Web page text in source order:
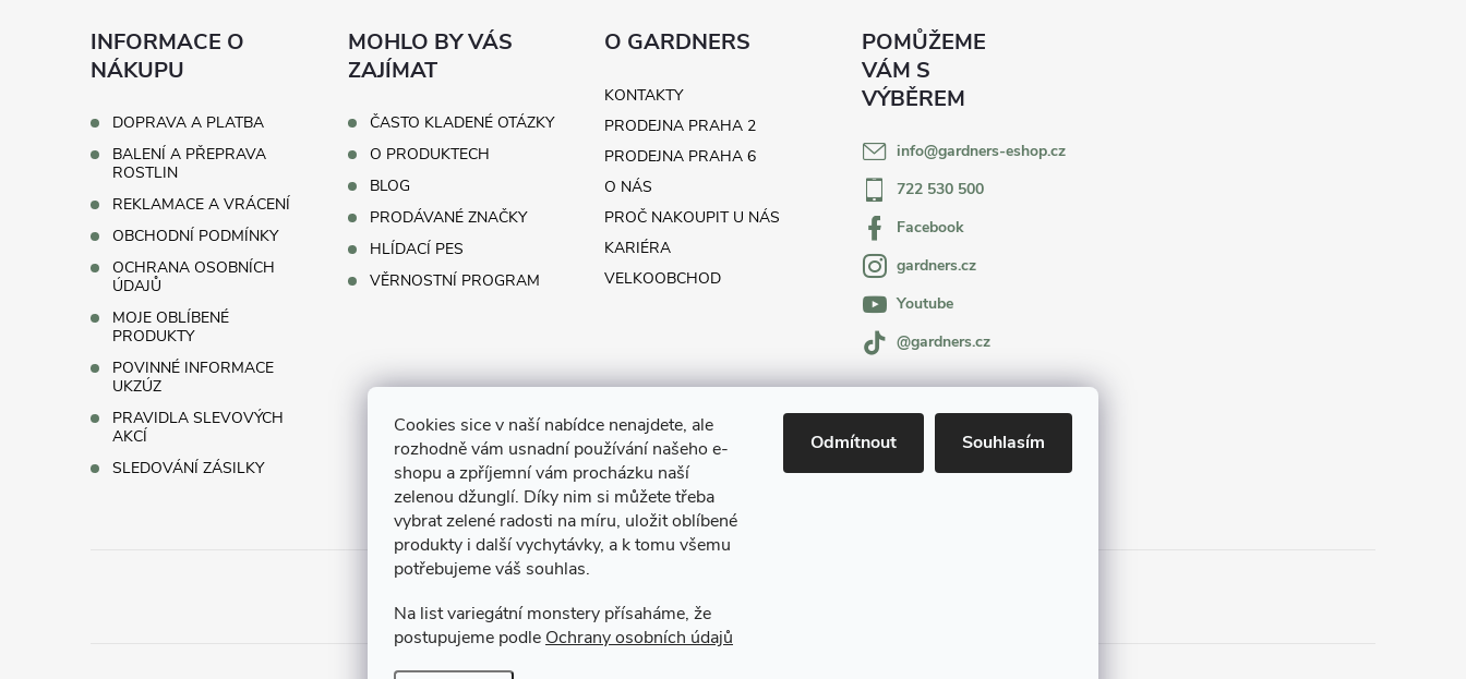
Cookies sice v naší nabídce nenajdete, ale
rozhodně vám usnadní používání našeho e-
shopu a zpříjemní vám procházku naší
zelenou džunglí. Díky nim si můžete třeba
vybrat zelené radosti na míru, uložit oblíbené
produkty i další vychytávky, a k tomu všemu
potřebujeme váš souhlas.
Na list variegátní monstery přísaháme, že
postupujeme podle Ochrany osobních údajů
Odmítnout Souhlasím
y
v
ý
p
i
s
INFORMACE O
NÁKUPU
DOPRAVA A PLATBA
BALENÍ A PŘEPRAVA
ROSTLIN
REKLAMACE A VRÁCENÍ
OBCHODNÍ PODMÍNKY
OCHRANA OSOBNÍCH
ÚDAJŮ
MOJE OBLÍBENÉ
PRODUKTY
POVINNÉ INFORMACE
UKZÚZ
PRAVIDLA SLEVOVÝCH
AKCÍ
SLEDOVÁNÍ ZÁSILKY
MOHLO BY VÁS
ZAJÍMAT
ČASTO KLADENÉ OTÁZKY
O PRODUKTECH
BLOG
PRODÁVANÉ ZNAČKY
HLÍDACÍ PES
VĚRNOSTNÍ PROGRAM
O GARDNERS
KONTAKTY
PRODEJNA PRAHA 2
PRODEJNA PRAHA 6
O NÁS
PROČ NAKOUPIT U NÁS
KARIÉRA
VELKOOBCHOD
info@gardners-eshop.cz
722 530 500
Facebook
gardners.cz
Youtube
@gardners.cz